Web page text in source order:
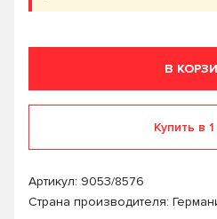
В
Купить в
Артикул: 9053/8576
Страна производителя: